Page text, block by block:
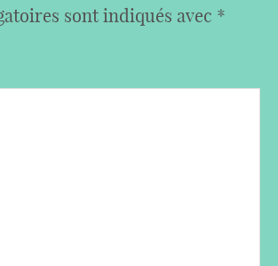
sont indiqués avec *